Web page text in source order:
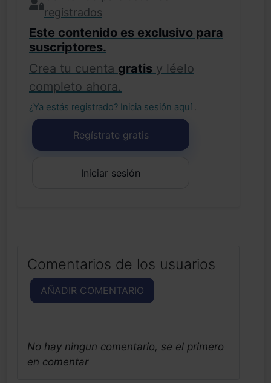
registrados
Este contenido es exclusivo para
suscriptores.
Crea tu cuenta gratis y léelo
completo ahora.
¿Ya estás registrado? Inicia sesión aquí .
Regístrate gratis
Iniciar sesión
Comentarios de los usuarios
AÑADIR COMENTARIO
No hay ningun comentario, se el primero
en comentar